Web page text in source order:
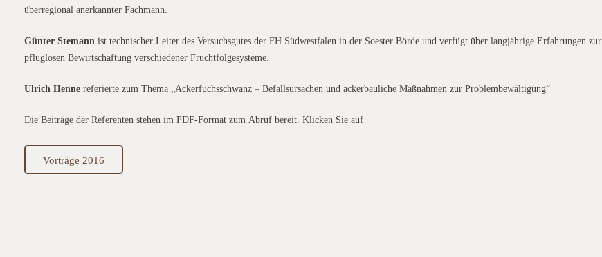
überregional anerkannter Fachmann.
Günter Stemann ist technischer Leiter des Versuchsgutes der FH Südwestfalen in der Soester Börde und verfügt über langjährige Erfahrungen zur
pfluglosen Bewirtschaftung verschiedener Fruchtfolgesysteme.
Ulrich Henne referierte zum Thema „Ackerfuchsschwanz – Befallsursachen und ackerbauliche Maßnahmen zur Problembewältigung“
Die Beiträge der Referenten stehen im PDF-Format zum Abruf bereit. Klicken Sie auf
Vorträge 2016